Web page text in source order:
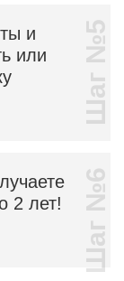
и
или
Шаг №5
2 лет!
Шаг №6